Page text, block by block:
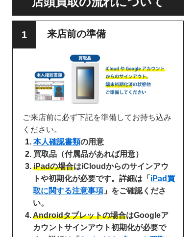
来店前の準備
ご来店前に必ず下記を準備してお持ち込み
ください。
本人確認書類の用意
買取品（付属品があれば用意）
iPadの場合はiCloudからのサインアウ
トや初期化が必要です。詳細は「 iPad買
取に関する注意事項 」をご確認くださ
い。
Androidタブレットの場合はGoogleア
カウントサインアウト初期化が必要で